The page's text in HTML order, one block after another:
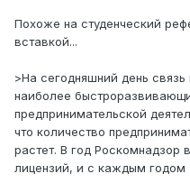
Похоже на студенческий
вставкой...
>На сегодняшний день
наиболее
предпринимательской
что количество
растет. В год Роскомнадзор
лицензий, и с каждым годом